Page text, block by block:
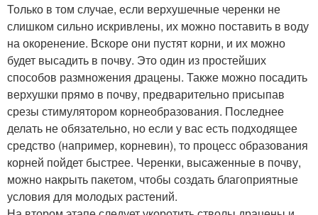
Только в том случае, если верхушечные черенки не
слишком сильно искривлены, их можно поставить в воду
на окоренение. Вскоре они пустят корни, и их можно
будет высадить в почву. Это один из простейших
способов размножения драцены. Также можно посадить
верхушки прямо в почву, предварительно присыпав
срезы стимулятором корнеобразования. Последнее
делать не обязательно, но если у вас есть подходящее
средство (например, корневин), то процесс образования
корней пойдет быстрее. Черенки, высаженные в почву,
можно накрыть пакетом, чтобы создать благоприятные
условия для молодых растений.